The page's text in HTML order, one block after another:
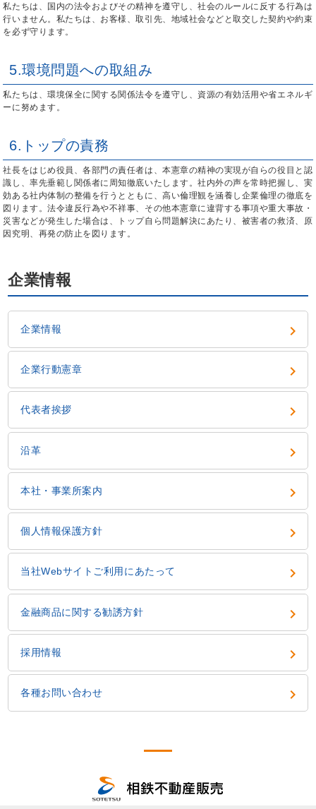
私たちは、国内の法令およびその精神を遵守し、社会のルールに反する行為は
行いません。私たちは、お客様、取引先、地域社会などと取交した契約や約束
を必ず守ります。
5.環境問題への取組み
私たちは、環境保全に関する関係法令を遵守し、資源の有効活用や省エネルギ
ーに努めます。
6.トップの責務
社長をはじめ役員、各部門の責任者は、本憲章の精神の実現が自らの役目と認
識し、率先垂範し関係者に周知徹底いたします。社内外の声を常時把握し、実
効ある社内体制の整備を行うとともに、高い倫理観を涵養し企業倫理の徹底を
図ります。法令違反行為や不祥事、その他本憲章に違背する事項や重大事故・
災害などが発生した場合は、トップ自ら問題解決にあたり、被害者の救済、原
因究明、再発の防止を図ります。
企業情報
企業情報 
企業行動憲章 
代表者挨拶 
沿革 
本社・事業所案内 
個人情報保護方針 
当社Webサイトご利用にあたって 
金融商品に関する勧誘方針 
採用情報 
各種お問い合わせ 